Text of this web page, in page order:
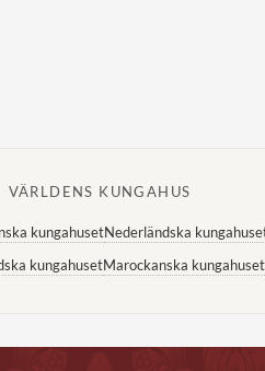
VÄRLDENS KUNGAHUS
kungahusetNederländska
kungahusetMarockanska kungahuset